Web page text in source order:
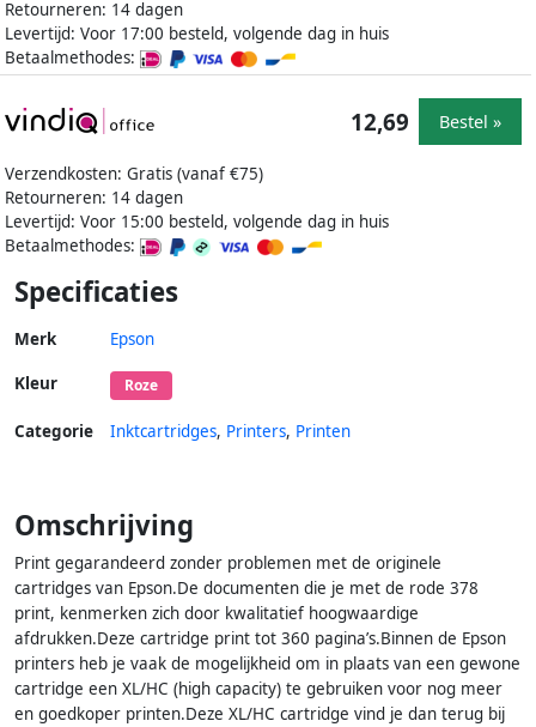
Retourneren: 14 dagen
Levertijd: Voor 17:00 besteld, volgende dag in huis
Betaalmethodes:
Verzendkosten: Gratis (vanaf €75)
Retourneren: 14 dagen
Levertijd: Voor 15:00 besteld, volgende dag in huis
Betaalmethodes:
12,69 Bestel »
Specificaties
Merk Epson
Kleur Roze
Categorie Inktcartridges, Printers, Printen
Omschrijving
Print gegarandeerd zonder problemen met de originele
cartridges van Epson.De documenten die je met de rode 378
print, kenmerken zich door kwalitatief hoogwaardige
afdrukken.Deze cartridge print tot 360 pagina’s.Binnen de Epson
printers heb je vaak de mogelijkheid om in plaats van een gewone
cartridge een XL/HC (high capacity) te gebruiken voor nog meer
en goedkoper printen.Deze XL/HC cartridge vind je dan terug bij